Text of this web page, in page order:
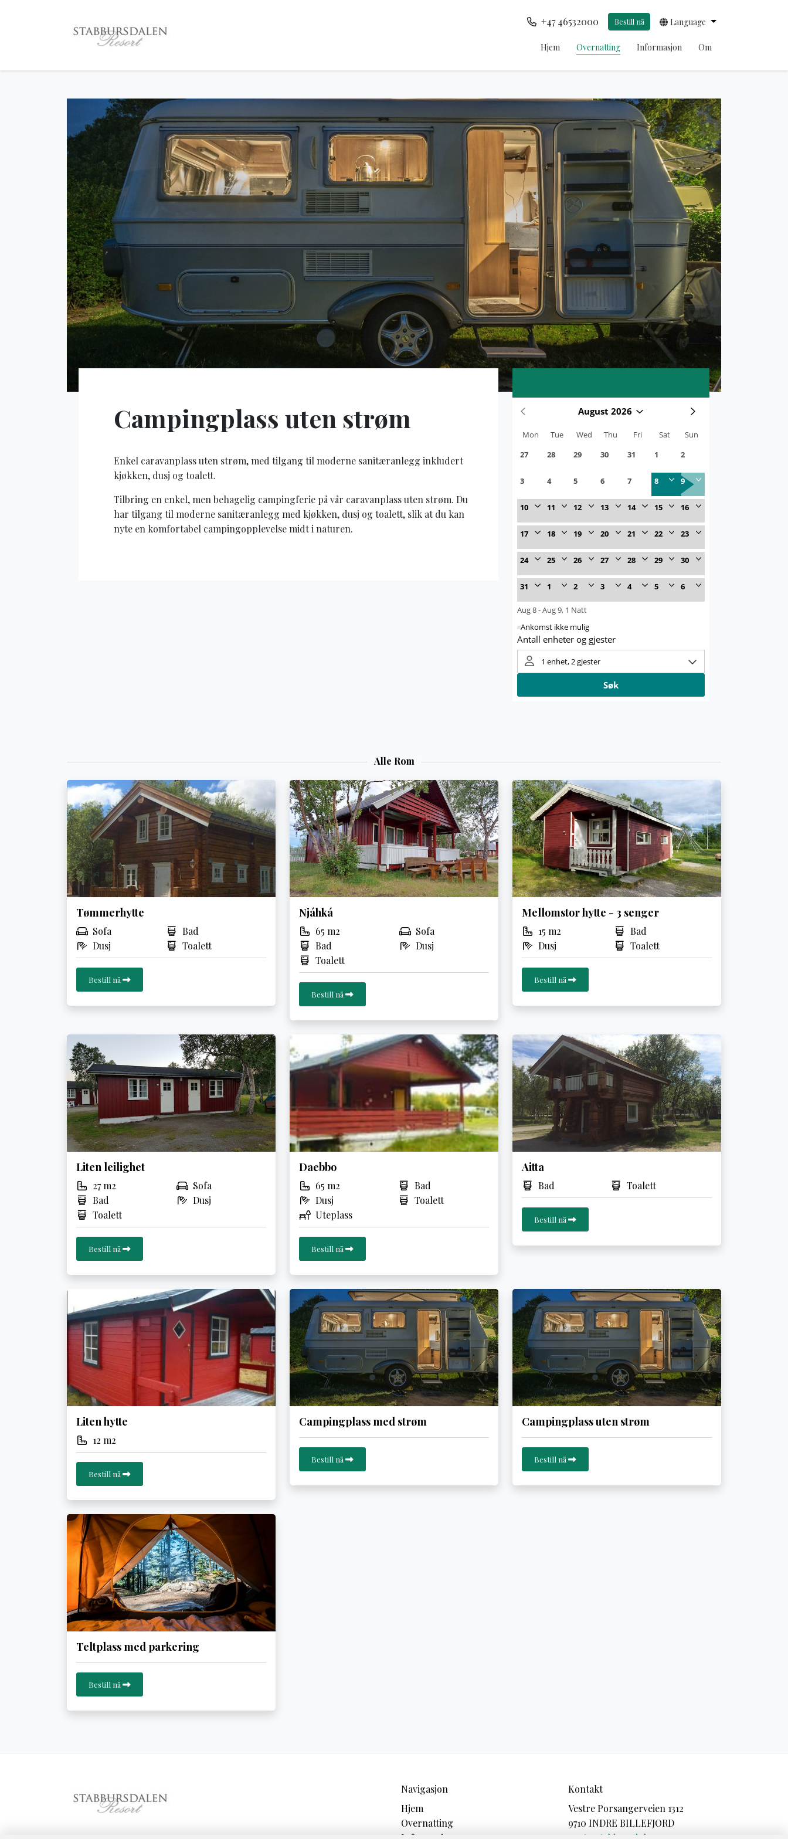
+47 46532000 Bestill nå Language
Hjem Overnatting Informasjon Om
Campingplass uten strøm
Enkel caravanplass uten strøm, med tilgang til moderne sanitæranlegg inkludert
kjøkken, dusj og toalett.
Tilbring en enkel, men behagelig campingferie på vår caravanplass uten strøm. Du
har tilgang til moderne sanitæranlegg med kjøkken, dusj og toalett, slik at du kan
nyte en komfortabel campingopplevelse midt i naturen.
Alle Rom
Tømmerhytte
Sofa
Bad
Dusj
Toalett
Bestill nå
Njáhká
65 m2
Sofa
Bad
Dusj
Toalett
Bestill nå
Mellomstor hytte - 3 senger
15 m2
Bad
Dusj
Toalett
Bestill nå
Liten leilighet
27 m2
Sofa
Bad
Dusj
Toalett
Bestill nå
Daebbo
65 m2
Bad
Dusj
Toalett
Uteplass
Bestill nå
Aitta
Bad Toalett
Bestill nå
Liten hytte
12 m2
Bestill nå
Campingplass med strøm
Bestill nå
Campingplass uten strøm
Bestill nå
Teltplass med parkering
Bestill nå
Navigasjon
Hjem
Overnatting
Kontakt
Vestre Porsangerveien 1312
9710 INDRE BILLEFJORD